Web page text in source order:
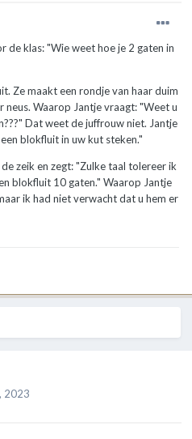
de klas: "Wie weet hoe je 2 gaten in
Ze maakt een rondje van haar duim
neus. Waarop Jantje vraagt: "Weet u
Dat weet de juffrouw niet. Jantje
blokfluit in uw kut steken."
zeik en zegt: "Zulke taal tolereer ik
blokfluit 10 gaten." Waarop Jantje
ik had niet verwacht dat u hem er
2023